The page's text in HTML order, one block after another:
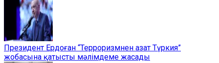
Президент Ердоған “Терроризмнен азат Түркия”
жобасына қатысты мәлімдеме жасады